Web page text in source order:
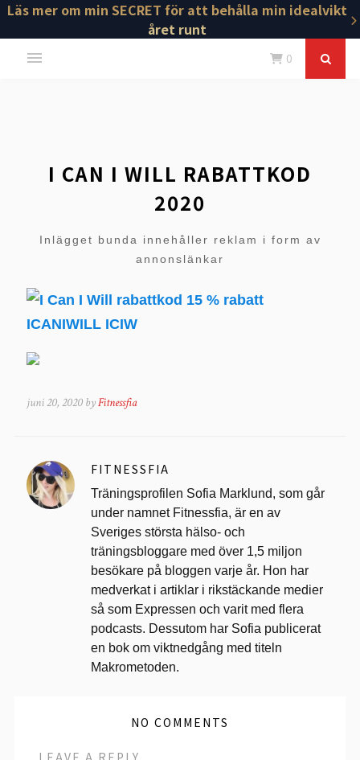
Läs mer om min SECRET för att behålla min idealvikt
året runt
0
I CAN I WILL RABATTKOD
2020
Inlägget bunda innehåller reklam i form av
annonslänkar
juni 20, 2020 byFitnessfia
FITNESSFIA
Träningsprofilen Sofia Marklund, som går
under namnet Fitnessfia, är en av
Sveriges största hälso- och
träningsbloggare med över 1,5 miljon
besökare på bloggen varje år. Hon har
medverkat i artiklar i rikstäckande medier
så som Expressen och varit med flera
podcasts. Dessutom har Sofia publicerat
en bok om viktnedgång med titeln
Makrometoden.
NO COMMENTS
LEAVE A REPLY